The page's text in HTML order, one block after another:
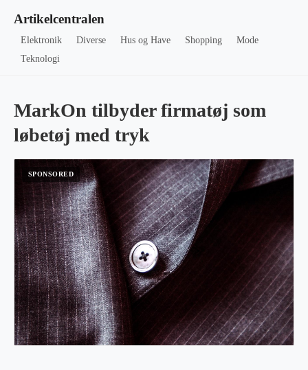
Artikelcentralen
Elektronik Diverse Hus og Have Shopping
Mode
Teknologi
MarkOn tilbyder firmatøj som
løbetøj med tryk